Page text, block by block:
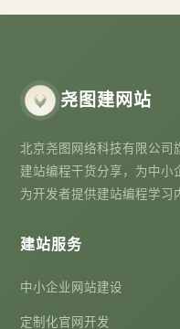
尧图建网站
北京尧图网络科技有限公司
建站编程干货分享，为中小
为开发者提供建站编程学习
建站服务
中小企业网站建设
定制化官网开发